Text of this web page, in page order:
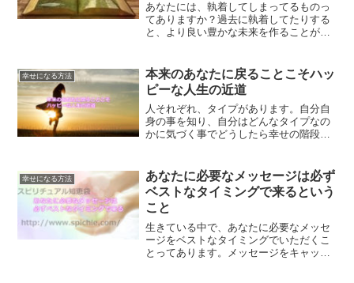
あなたには、執着してしまってるものっ
てありますか？過去に執着してたりする
と、より良い豊かな未来を作ることがで
していきます。
幸せになる方法
本来のあなたに戻ることこそハッ
ピーな人生の近道
人それぞれ、タイプがあります。自分自
身の事を知り、自分はどんなタイプなの
かに気づく事でどうしたら幸せの階段を
幸せになる方法
あなたに必要なメッセージは必ず
ベストなタイミングで来るという
こと
生きている中で、あなたに必要なメッセ
ージをベストなタイミングでいただくこ
とってあります。メッセージをキャッチ